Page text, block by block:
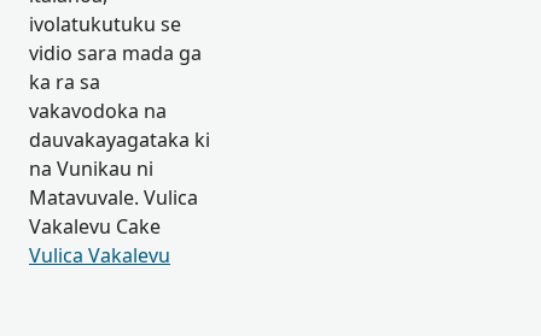
ivolatukutuku se
vidio sara mada ga
ka ra sa
vakavodoka na
dauvakayagataka ki
na Vunikau ni
Matavuvale. Vulica
Vakalevu Cake
Vulica Vakalevu